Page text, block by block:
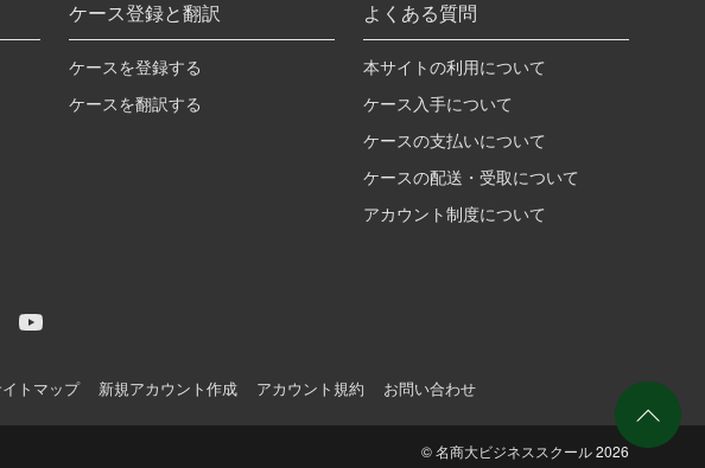
ケース登録と翻訳
ケースを登録する
ケースを翻訳する
よくある質問
本サイトの利用について
ケース入手について
ケースの支払いについて
ケースの配送・受取について
アカウント制度について
トマップ 新規アカウント作成 アカウント規約 お問い合わせ
©名商大ビジネススクール2026